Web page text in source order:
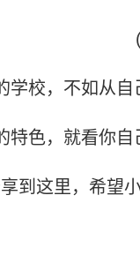
学校，不如从自
特色，就看你自
到这里，希望